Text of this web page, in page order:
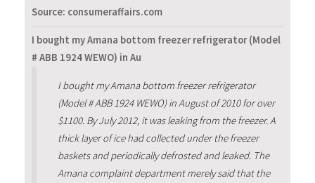
Source: consumeraffairs.com
I bought my Amana bottom freezer refrigerator (Model
# ABB 1924 WEWO) in Au
I bought my Amana bottom freezer refrigerator
(Model # ABB 1924 WEWO) in August of 2010 for over
$1100. By July 2012, it was leaking from the freezer. A
thick layer of ice had collected under the freezer
baskets and periodically defrosted and leaked. The
Amana complaint department merely said that the